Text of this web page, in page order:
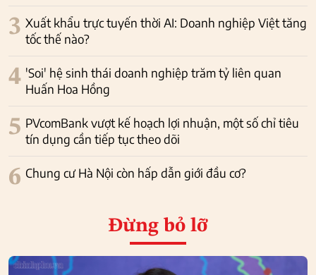
3 Xuất khẩu trực tuyến thời AI: Doanh nghiệp Việt tăng
tốc thế nào?
4 'Soi' hệ sinh thái doanh nghiệp trăm tỷ liên quan
Huấn Hoa Hồng
5 PVcomBank vượt kế hoạch lợi nhuận, một số chỉ tiêu
tín dụng cần tiếp tục theo dõi
6 Chung cư Hà Nội còn hấp dẫn giới đầu cơ?
Đừng bỏ lỡ